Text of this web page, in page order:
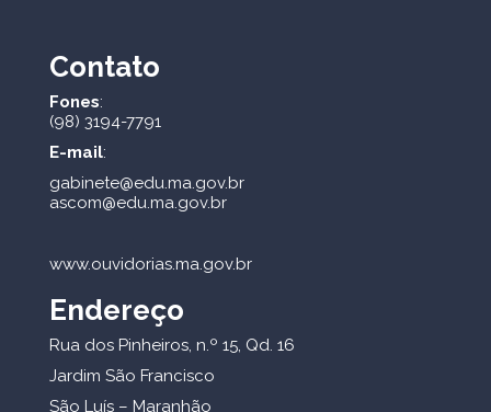
Contato
Fones:
(98) 3194-7791
E-mail:
gabinete@edu.ma.gov.br
ascom@edu.ma.gov.br
www.ouvidorias.ma.gov.br
Endereço
Rua dos Pinheiros, n.º 15, Qd. 16
Jardim São Francisco
São Luís – Maranhão